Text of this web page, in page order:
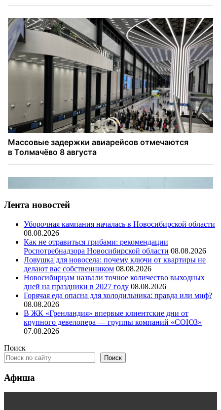
Лента новостей
Уборочная кампания началась в Новосибирской области
08.08.2026
Как не отравиться грибами: рекомендации
Роспотребнадзора Новосибирской области 08.08.2026
Ловушка для новосела: почему ключи от квартиры не
делают вас собственником 08.08.2026
Новосибирцам назвали точное количество выходных
дней на праздники в 2027 году 08.08.2026
Горячая еда опасна для холодильника: правда или миф?
08.08.2026
В ЖК «Гренландия» впервые клиентские дни от
крупного девелопера — группы компаний «СОЮЗ»
07.08.2026
Поиск
Поиск
Афиша